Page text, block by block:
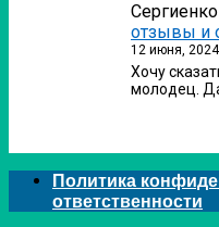
Сергиенко
отзывы и
12 июня, 2024
Хочу
молодец.
Политика
ответственности